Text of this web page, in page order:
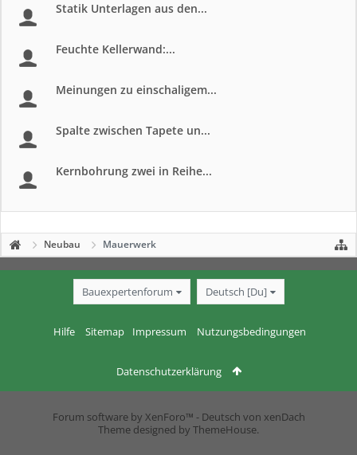
Statik Unterlagen aus den...
Feuchte Kellerwand:...
Meinungen zu einschaligem...
Spalte zwischen Tapete un...
Kernbohrung zwei in Reihe...
Neubau Mauerwerk
Bauexpertenforum Deutsch [Du]
Hilfe Sitemap Impressum Nutzungsbedingungen
Datenschutzerklärung
Forum software by XenForo™ - Deutsch von xenDach
Theme designed by ThemeHouse.